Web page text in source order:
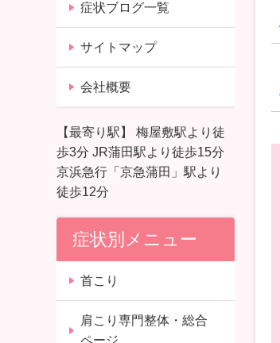
症状ブログ一覧
サイトマップ
会社概要
【最寄り駅】 梅屋敷駅より徒
歩3分 JR蒲田駅より徒歩15分
京浜急行「京急蒲田」駅より
徒歩12分
症状別メニュー
首こり
肩こり専門整体・総合
ページ